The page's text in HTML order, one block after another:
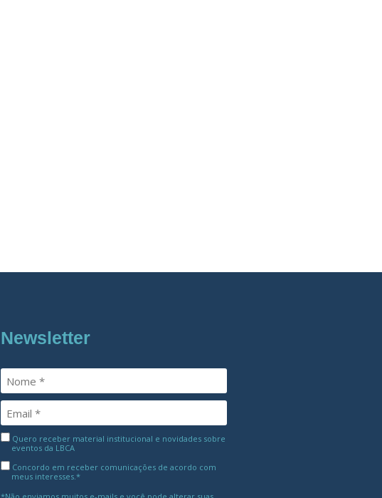
Newsletter
Quero receber material institucional e novidades sobre
eventos da LBCA
Concordo em receber comunicações de acordo com
meus interesses.*